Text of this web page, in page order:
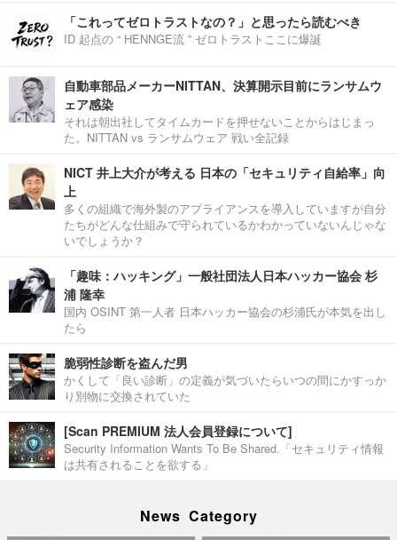
「これってゼロトラストなの？」と思ったら読むべき
ID 起点の “ HENNGE流 ” ゼロトラストここに爆誕
自動車部品メーカーNITTAN、決算開示目前にランサムウ
ェア感染
それは朝出社してタイムカードを押せないことからはじまっ
た。NITTAN vs ランサムウェア 戦い全記録
NICT 井上大介が考える 日本の「セキュリティ自給率」向
上
多くの組織で海外製のアプライアンスを導入していますが自分
たちがどんな仕組みで守られているかわかっていないんじゃな
いでしょうか？
「趣味：ハッキング」一般社団法人日本ハッカー協会 杉
浦 隆幸
国内 OSINT 第一人者 日本ハッカー協会の杉浦氏が本気を出し
たら
脆弱性診断を盗んだ男
かくして「良い診断」の定義が気づいたらいつの間にかすっか
り別物に交換されていた
[Scan PREMIUM 法人会員登録について]
Security Information Wants To Be Shared.「セキュリティ情報
は共有されることを欲する」
News Category